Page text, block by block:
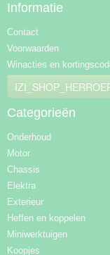
Informatie
Contact
Voorwaarden
Winacties en
Categorieën
Onderhoud
Motor
Chassis
Elektra
Exterieur
Heffen en koppelen
Miniwerktuigen
Koopjes